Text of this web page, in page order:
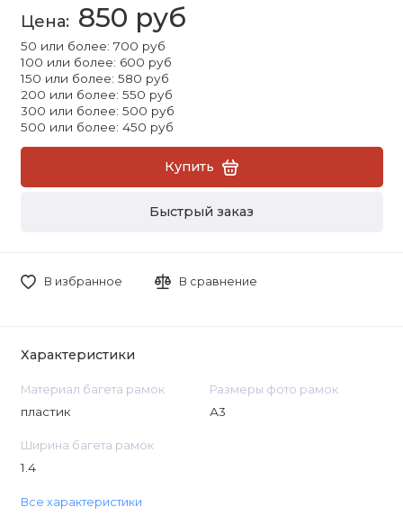
850 руб
50 или более: 700 руб
100 или более: 600 руб
150 или более: 580 руб
200 или более: 550 руб
300 или более: 500 руб
500 или более: 450 руб
Купить
Быстрый заказ
В избранное В сравнение
Характеристики
Материал багета рамок
пластик
Размеры фото рамок
А3
Ширина багета рамок
1.4
Все характеристики